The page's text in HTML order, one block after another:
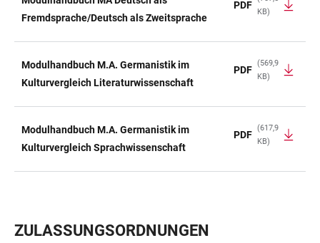
Fremdsprache/Deutsch als Zweitsprache
PDF
KB)
Modulhandbuch M.A. Germanistik im
Kulturvergleich Literaturwissenschaft
PDF
(569,9
KB)
Modulhandbuch M.A. Germanistik im
Kulturvergleich Sprachwissenschaft
PDF
(617,9
KB)
ZULASSUNGSORDNUNGEN